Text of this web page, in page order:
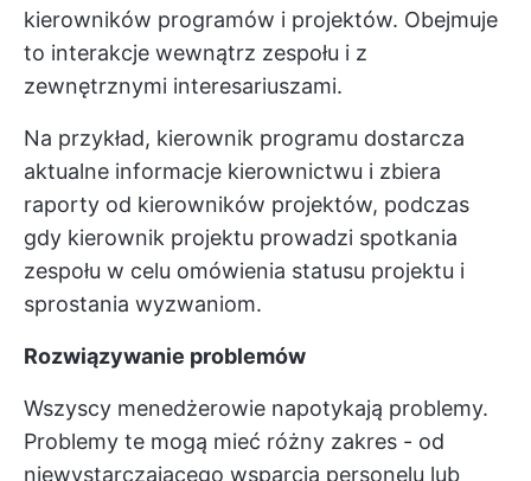
kierowników programów i projektów. Obejmuje
to interakcje wewnątrz zespołu i z
zewnętrznymi interesariuszami.
Na przykład, kierownik programu dostarcza
aktualne informacje kierownictwu i zbiera
raporty od kierowników projektów, podczas
gdy kierownik projektu prowadzi spotkania
zespołu w celu omówienia statusu projektu i
sprostania wyzwaniom.
Rozwiązywanie problemów
Wszyscy menedżerowie napotykają problemy.
Problemy te mogą mieć różny zakres - od
niewystarczającego wsparcia personelu lub